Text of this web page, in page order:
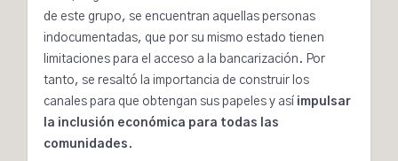
de este grupo, se encuentran aquellas personas
indocumentadas, que por su mismo estado tienen
limitaciones para el acceso a la bancarización. Por
tanto, se resaltó la importancia de construir los
canales para que obtengan sus papeles y así impulsar
la inclusión económica para todas las
comunidades .